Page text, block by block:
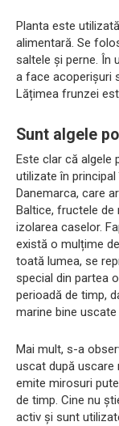
Planta este
alimentară. Se
saltele și perne. În
a face acoperișuri
Lățimea frunzei
Sunt algele
Este clar că algele
utilizate în principal
Danemarca, care
Baltice, fructele
izolarea caselor.
există o mulțime
toată lumea, se
special din partea
perioadă de timp,
marine bine
Mai mult, s-a
uscat după uscare
emite mirosuri
de timp. Cine nu
activ și sunt